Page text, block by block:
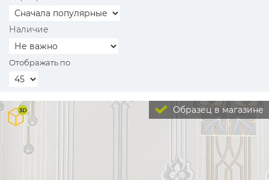
Наличие
Отображать по
Образец в магазине